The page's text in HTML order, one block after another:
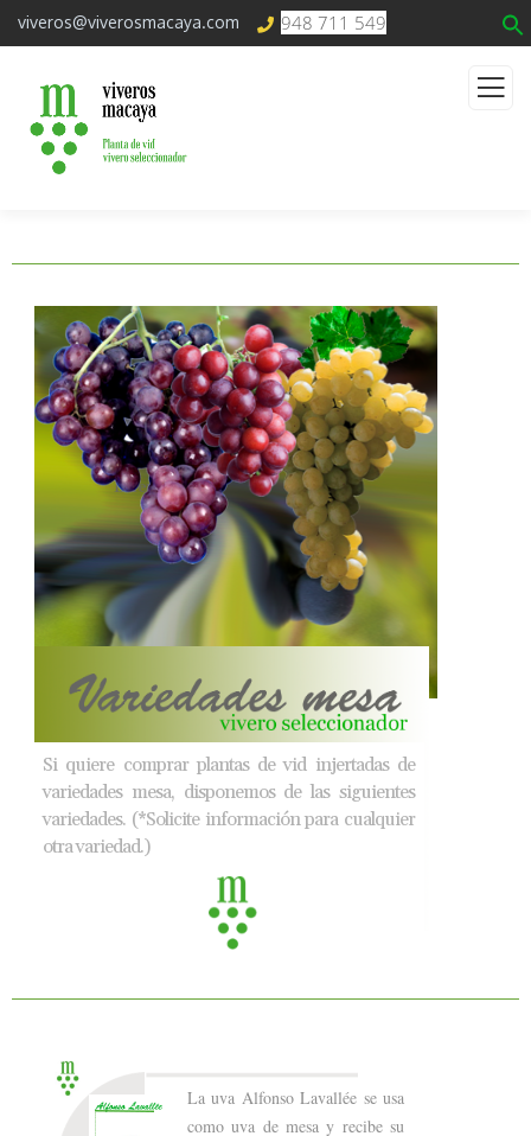
viveros@viverosmacaya.com 948 711 549
Si quiere comprar plantas de vid injertadas de
variedades mesa, disponemos de las siguientes
variedades. (*Solicite información para cualquier
otra variedad.)
La uva Alfonso Lavallée se usa
como uva de mesa y recibe su